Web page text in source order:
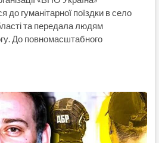
гуманітарної поїздки в село
та передала людям
До повномасштабного